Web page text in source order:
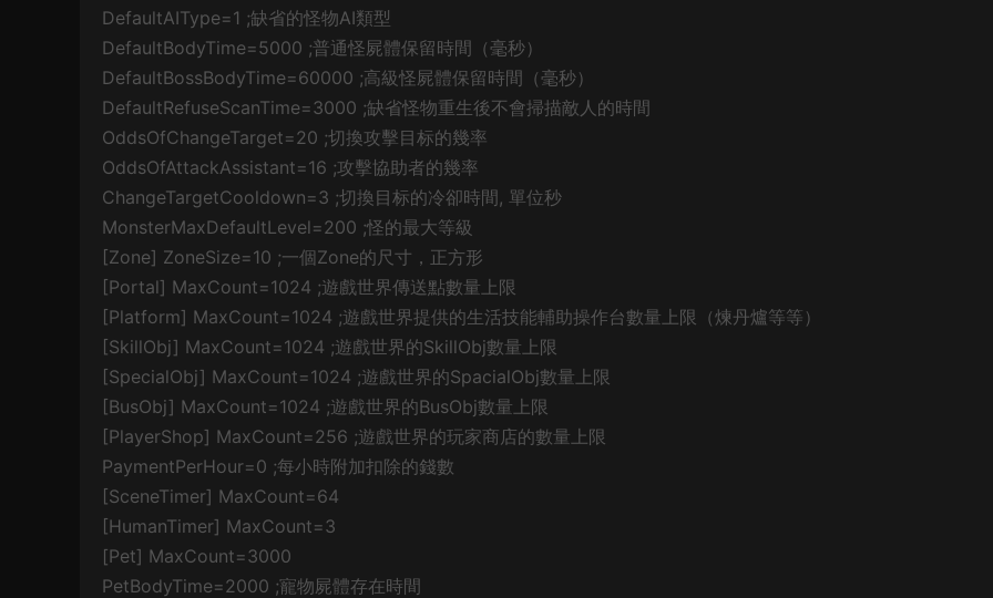
DefaultAIType=1 ;缺省的怪物AI類型
DefaultBodyTime=5000 ;普通怪屍體保留時間（毫秒）
DefaultBossBodyTime=60000 ;高級怪屍體保留時間（毫秒）
DefaultRefuseScanTime=3000 ;缺省怪物重生後不會掃描敵人的時間
OddsOfChangeTarget=20 ;切換攻擊目标的幾率
OddsOfAttackAssistant=16 ;攻擊協助者的幾率
ChangeTargetCooldown=3 ;切換目标的冷卻時間, 單位秒
MonsterMaxDefaultLevel=200 ;怪的最大等級
[Zone] ZoneSize=10 ;一個Zone的尺寸，正方形
[Portal] MaxCount=1024 ;遊戲世界傳送點數量上限
[Platform] MaxCount=1024 ;遊戲世界提供的生活技能輔助操作台數量上限（煉丹爐等等）
[SkillObj] MaxCount=1024 ;遊戲世界的SkillObj數量上限
[SpecialObj] MaxCount=1024 ;遊戲世界的SpacialObj數量上限
[BusObj] MaxCount=1024 ;遊戲世界的BusObj數量上限
[PlayerShop] MaxCount=256 ;遊戲世界的玩家商店的數量上限
PaymentPerHour=0 ;每小時附加扣除的錢數
[SceneTimer] MaxCount=64
[HumanTimer] MaxCount=3
[Pet] MaxCount=3000
PetBodyTime=2000 ;寵物屍體存在時間